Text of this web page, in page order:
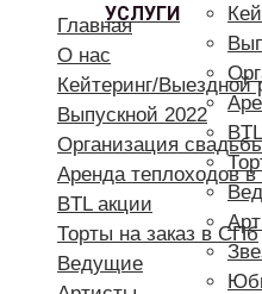
УСЛУГИ
Главная
О нас
Кейтеринг/Выездной
Выпускной 2022
Организация
Аренда теплоходов в
BTL акции
Торты на заказ в СПб
Ведущие